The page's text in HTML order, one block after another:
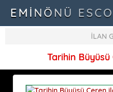
EMINÖNÜ
İLAN
Tarihin Büyüsü